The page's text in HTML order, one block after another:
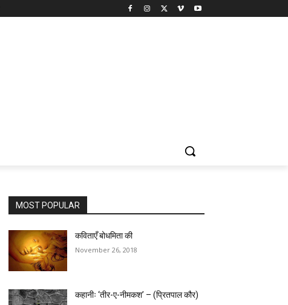
MOST POPULAR
कविताएँ बोधमिता की
November 26, 2018
कहानीः ‘तीर-ए-नीमकश’ – (प्रितपाल कौर)